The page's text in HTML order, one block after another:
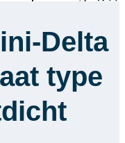
Delta
type